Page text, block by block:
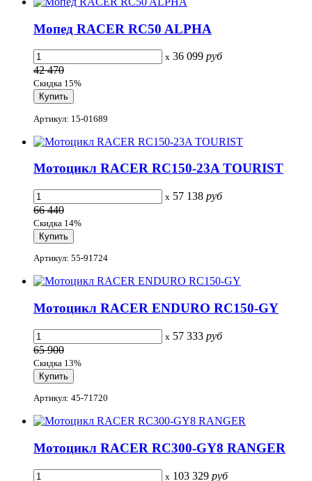
Мопед RACER RC50 ALPHA
x 36 099 руб
42 470
Скидка 15%
Артикул: 15-01689
Мотоцикл RACER RC150-23A TOURIST
x 57 138 руб
66 440
Скидка 14%
Артикул: 55-91724
Мотоцикл RACER ENDURO RC150-GY
x 57 333 руб
65 900
Скидка 13%
Артикул: 45-71720
Мотоцикл RACER RC300-GY8 RANGER
x 103 329 руб